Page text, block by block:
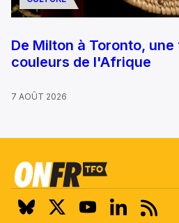
De Milton à Toronto,
couleurs de l'Afrique
7 AOÛT 2026